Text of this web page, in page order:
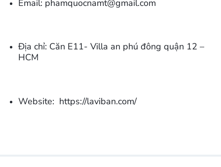
Email: phamquocnamt@gmail.com
Địa chỉ: Căn E11- Villa an phú đông quận 12 –
HCM
Website: https://laviban.com/